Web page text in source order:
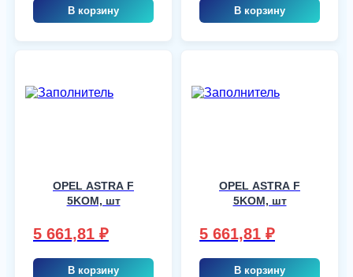
В корзину В корзину
OPEL ASTRA F
5KOM, шт
5 661,81 ₽
В корзину
OPEL ASTRA F
5KOM, шт
5 661,81 ₽
В корзину